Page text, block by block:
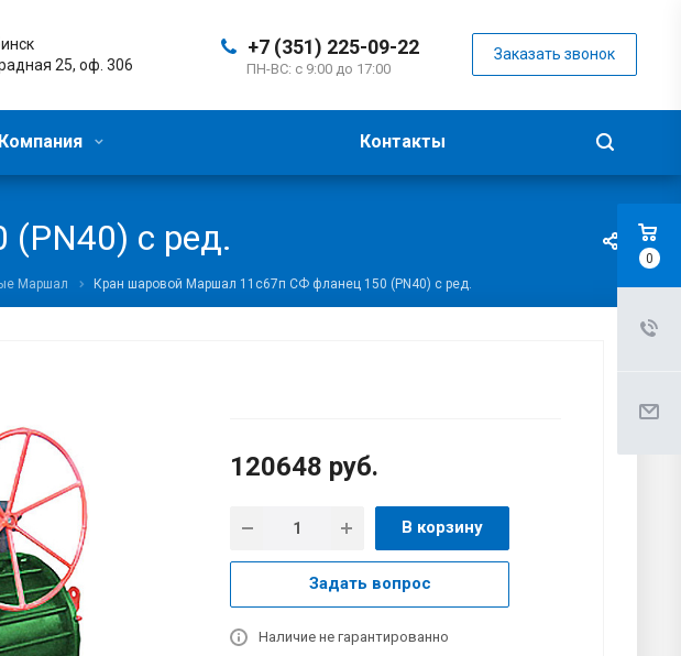
+7 (351) 225-09-22
ПН-ВС: с 9:00 до 17:00
Заказать звонок
25, оф. 306
Компания Контакты
с ред.
Маршал Кран шаровой Маршал 11с67п СФ фланец 150 (PN40) с ред.
120648 руб.
В корзину
Задать вопрос
Наличие не гарантированно
0